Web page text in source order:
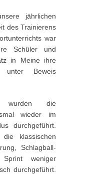
jährlichen
des Trainierens
war
Schüler und
in Meine ihre
unter Beweis
die
wieder im
durchgeführt.
klassischen
Schlagball-
weniger
durchgeführt.